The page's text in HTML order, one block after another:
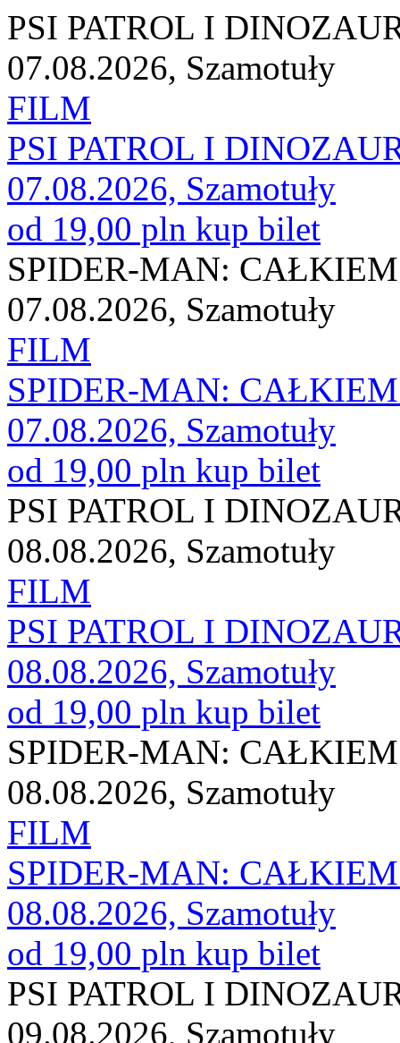
PSI PATROL I
07.08.2026, Szamotuły
FILM
PSI PATROL I
07.08.2026, Szamotuły
od 19,00 pln kup bilet
SPIDER-MAN:
07.08.2026, Szamotuły
FILM
SPIDER-MAN:
07.08.2026, Szamotuły
od 19,00 pln kup bilet
PSI PATROL I
08.08.2026, Szamotuły
FILM
PSI PATROL I
08.08.2026, Szamotuły
od 19,00 pln kup bilet
SPIDER-MAN:
08.08.2026, Szamotuły
FILM
SPIDER-MAN:
08.08.2026, Szamotuły
od 19,00 pln kup bilet
PSI PATROL I
09.08.2026, Szamotuły